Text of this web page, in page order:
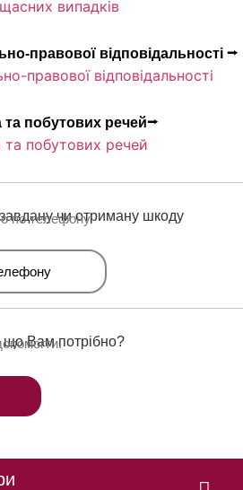
випадків
правової відповідальності ⭢
правової відповідальності
побутових речей⭢
побутових речей
чи отриману шкоду
по телефону
Вам потрібно?